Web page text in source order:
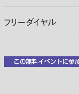
フリーダイヤル